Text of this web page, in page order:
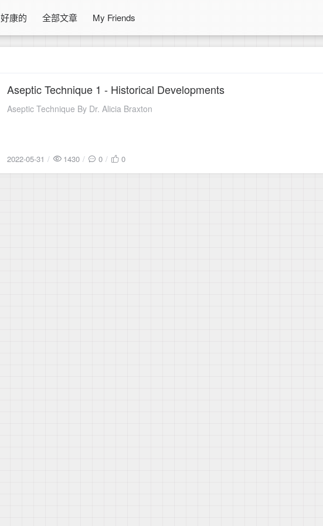
好康的 全部文章 My Friends
2022-05-31
Aseptic Technique 1 - Historical Developments
Aseptic Technique By Dr. Alicia Braxton
2022-05-31 1430 0 0